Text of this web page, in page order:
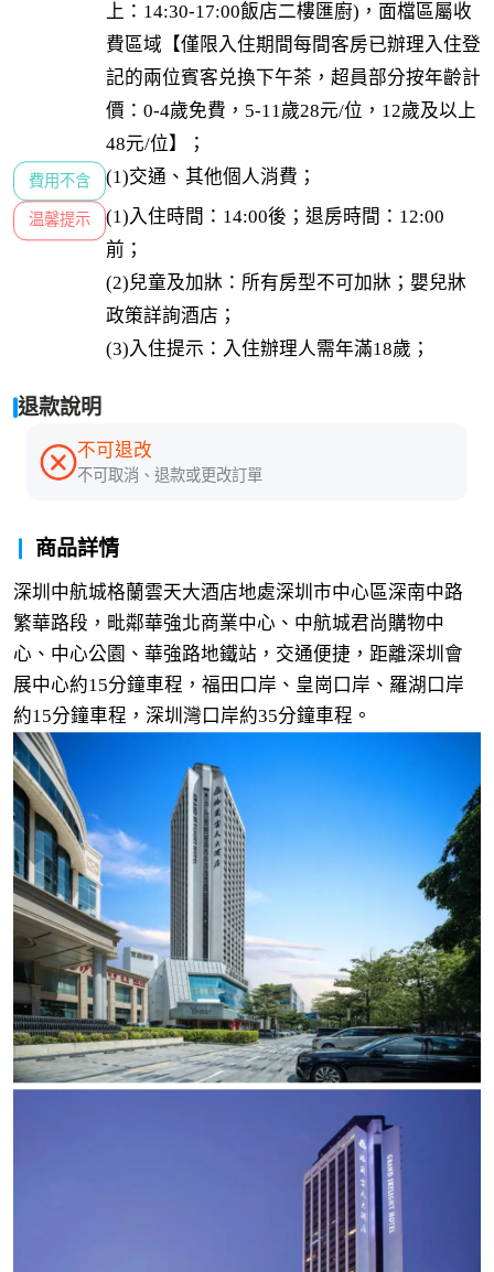
上：14:30-17:00飯店二樓匯廚)，面檔區屬收
費區域【僅限入住期間每間客房已辦理入住登
記的兩位賓客兑換下午茶，超員部分按年齡計
價：0-4歲免費，5-11歲28元/位，12歲及以上
48元/位】；
費用不含 (1)交通、其他個人消費；
温馨提示
(1)入住時間：14:00後；退房時間：12:00
前；
(2)兒童及加牀：所有房型不可加牀；嬰兒牀
政策詳詢酒店；
(3)入住提示：入住辦理人需年滿18歲；
退款說明
不可退改
不可取消、退款或更改訂單
商品詳情
深圳中航城格蘭雲天大酒店地處深圳市中心區深南中路
繁華路段，毗鄰華強北商業中心、中航城君尚購物中
心、中心公園、華強路地鐵站，交通便捷，距離深圳會
展中心約15分鐘車程，福田口岸、皇崗口岸、羅湖口岸
約15分鐘車程，深圳灣口岸約35分鐘車程。